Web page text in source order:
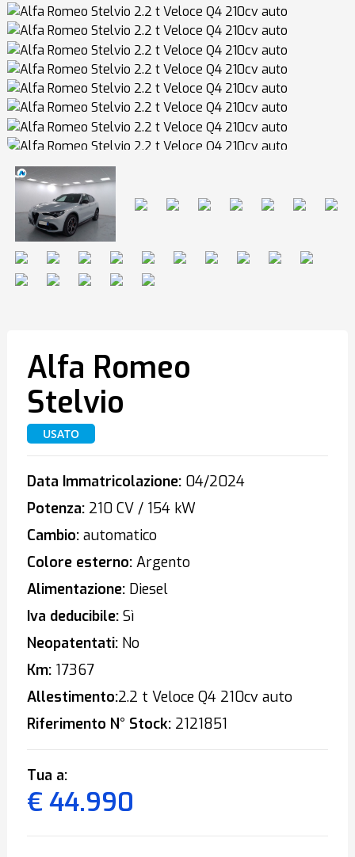
Alfa Romeo
Stelvio
USATO
Data Immatricolazione:04/2024
Potenza:210 CV / 154 kW
Cambio:automatico
Colore esterno:Argento
Alimentazione:Diesel
Iva deducibile:Sì
Neopatentati:No
Km:17367
Allestimento:2.2 t Veloce Q4 210cv auto
Riferimento N° Stock:2121851
Tua a:
€ 44.990